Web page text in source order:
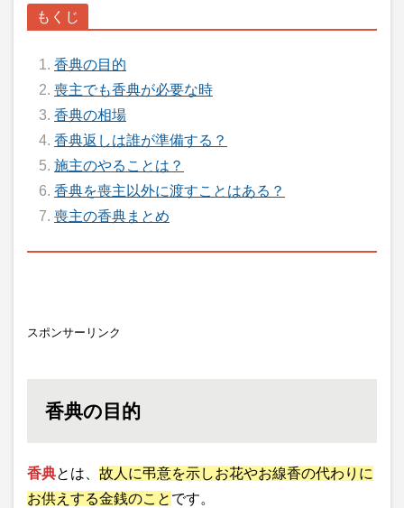
香典の目的
喪主でも香典が必要な時
香典の相場
香典返しは誰が準備する？
施主のやることは？
香典を喪主以外に渡すことはある？
喪主の香典まとめ
スポンサーリンク
香典の目的
香典とは、 故人に弔意を示しお花やお線香の代わりに
お供えする金銭のこと です。